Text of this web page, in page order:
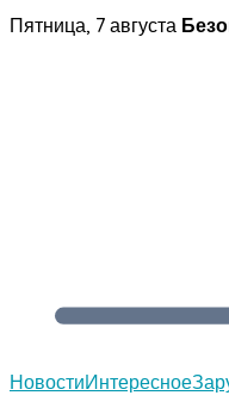
Перейти
Пятница, 7 августа
НовостиИнтересное